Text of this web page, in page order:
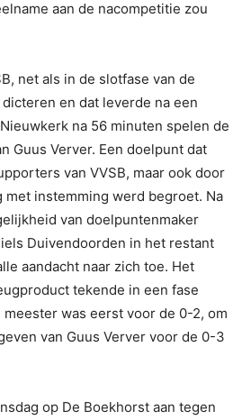
aan de nacompetitie zou
net als in de slotfase van de
en dat leverde na een
na 56 minuten spelen de
Guus Verver. Een doelpunt dat
van VVSB, maar ook door
met instemming werd begroet. Na
van doelpuntenmaker
Duivendoorden in het restant
aandacht naar zich toe. Het
tekende in een fase
meester was eerst voor de 0-2, om
van Guus Verver voor de 0-3
op De Boekhorst aan tegen